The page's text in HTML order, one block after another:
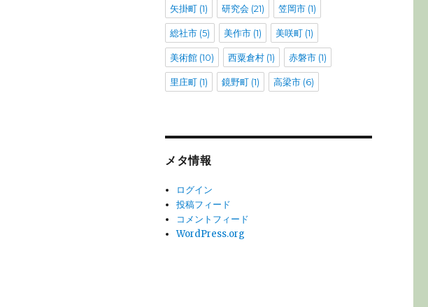
矢掛町(1) 研究会(21) 笠岡市(1)
総社市(5) 美作市(1) 美咲町(1)
美術館(10) 西粟倉村(1) 赤磐市(1)
里庄町(1) 鏡野町(1) 高梁市(6)
メタ情報
ログイン
投稿フィード
コメントフィード
WordPress.org